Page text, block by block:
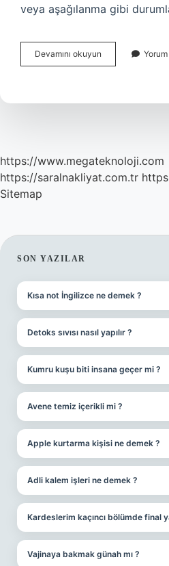
veya aşağılanma gibi
Devamını okuyun Ruhunun
Acı
Bir
Yorum
https://www.megateknoloji.com
https://saralnakliyat.com.tr
Sitemap
SIDEBAR
SON YAZILAR
Kısa not İngilizce ne demek ?
Detoks sıvısı nasıl yapılır ?
Kumru kuşu biti insana geçer mi ?
Avene temiz içerikli mi ?
Apple kurtarma kişisi ne demek ?
Adli kalem işleri ne demek ?
Kardeslerim kaçıncı bölümde final
Vajinaya bakmak günah mı ?